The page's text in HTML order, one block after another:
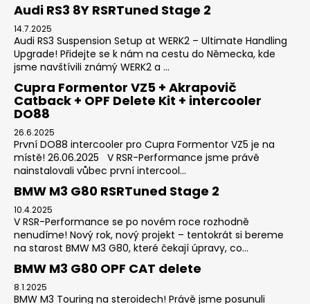
Audi RS3 8Y RSRTuned Stage 2
14.7.2025
Audi RS3 Suspension Setup at WERK2 – Ultimate Handling
Upgrade! Přidejte se k nám na cestu do Německa, kde
jsme navštívili známý WERK2 a ...
Cupra Formentor VZ5 + Akrapovič
Catback + OPF Delete Kit + intercooler
DO88
26.6.2025
První DO88 intercooler pro Cupra Formentor VZ5 je na
místě! 26.06.2025 V RSR-Performance jsme právě
nainstalovali vůbec první intercool...
BMW M3 G80 RSRTuned Stage 2
10.4.2025
V RSR-Performance se po novém roce rozhodně
nenudíme! Nový rok, nový projekt – tentokrát si bereme
na starost BMW M3 G80, které čekají úpravy, co...
BMW M3 G80 OPF CAT delete
8.1.2025
BMW M3 Touring na steroidech! Právě jsme posunuli